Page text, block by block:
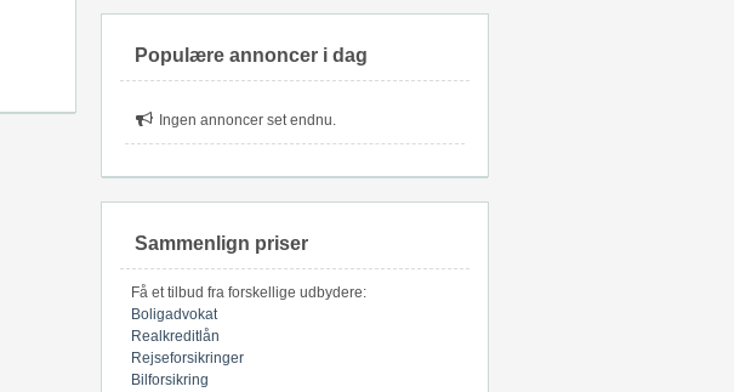
Populære annoncer i dag
Ingen annoncer set endnu.
Sammenlign priser
Få et tilbud fra forskellige udbydere:
Boligadvokat
Realkreditlån
Rejseforsikringer
Bilforsikring